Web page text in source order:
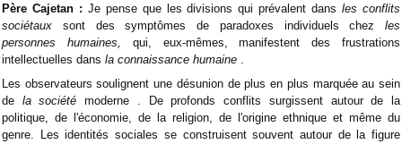
Père Cajetan : Je pense que les divisions qui prévalent dansles conflits
sociétaux sont des symptômes de paradoxes individuels chez les
personnes humaines,
qui, eux-mêmes, manifestent des frustrations
intellectuelles dans la connaissance humaine
Les observateurs soulignent une désunion de plus en plus marquée au sein
de la société moderne . De profonds conflits surgissent autour de la
politique, de l'économie, de la religion, de l'origine ethnique et même du
genre. Les identités sociales se construisent souvent autour de la figure